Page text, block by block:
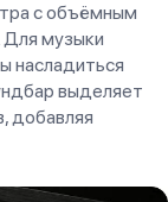
с объёмным
Для музыки
насладиться
выделяет
добавляя